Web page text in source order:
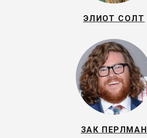
ЭЛИОТ СОЛТ
ЗАК ПЕРЛМАН